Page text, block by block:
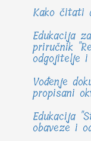
Kako čitati
Edukacija
priručnik
odgojitelje
Vođenje
propisani
Edukacija
obaveze i